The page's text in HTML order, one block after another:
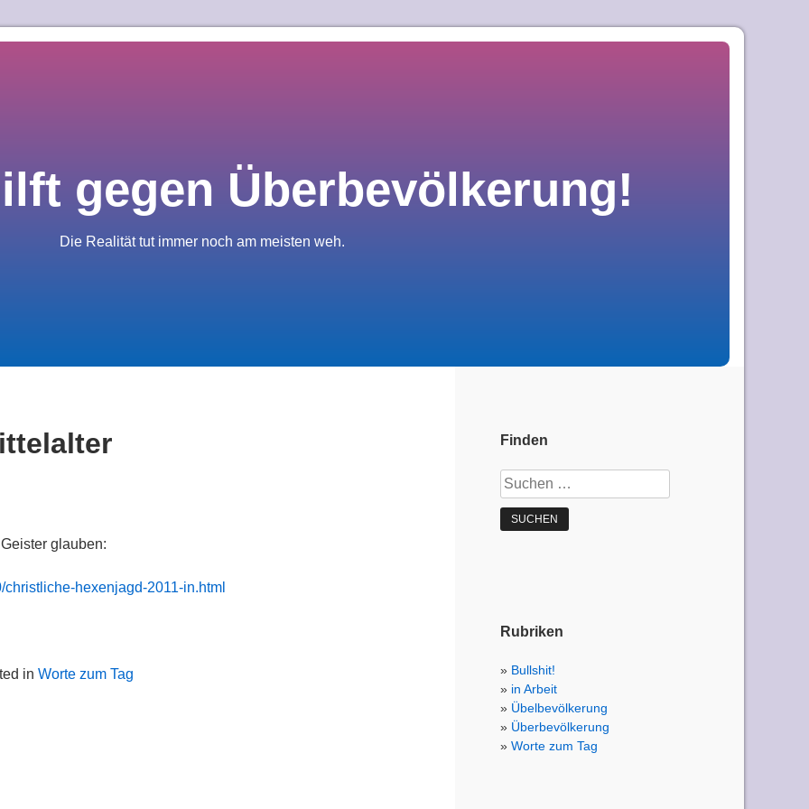
gegen Überbevölkerung!
Die Realität tut immer noch am meisten weh.
glauben:
hexenjagd-2011-in.html
in Worte zum Tag
Finden
Suchen
nach:
Rubriken
Bullshit!
in Arbeit
Übelbevölkerung
Überbevölkerung
Worte zum Tag